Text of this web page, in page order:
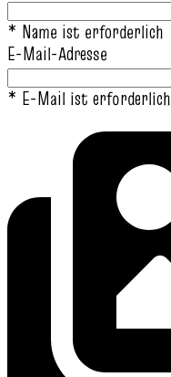
* Name ist erforderlich
E-Mail-Adresse
* E-Mail ist erforderlich